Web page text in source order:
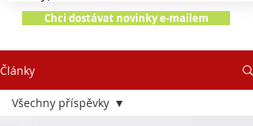
Chci dostávat novinky e-mailem
Články
Všechny příspěvky